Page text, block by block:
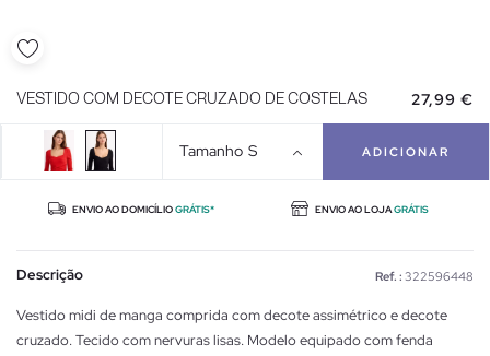
VESTIDO COM DECOTE CRUZADO DE COSTELAS 27,99 €
Tamanho S ADICIONAR
ENVIO AO DOMICÍLIOGRÁTIS* ENVIO AO LOJAGRÁTIS
Descrição Ref. : 322596448
Vestido midi de manga comprida com decote assimétrico e decote
cruzado. Tecido com nervuras lisas. Modelo equipado com fenda